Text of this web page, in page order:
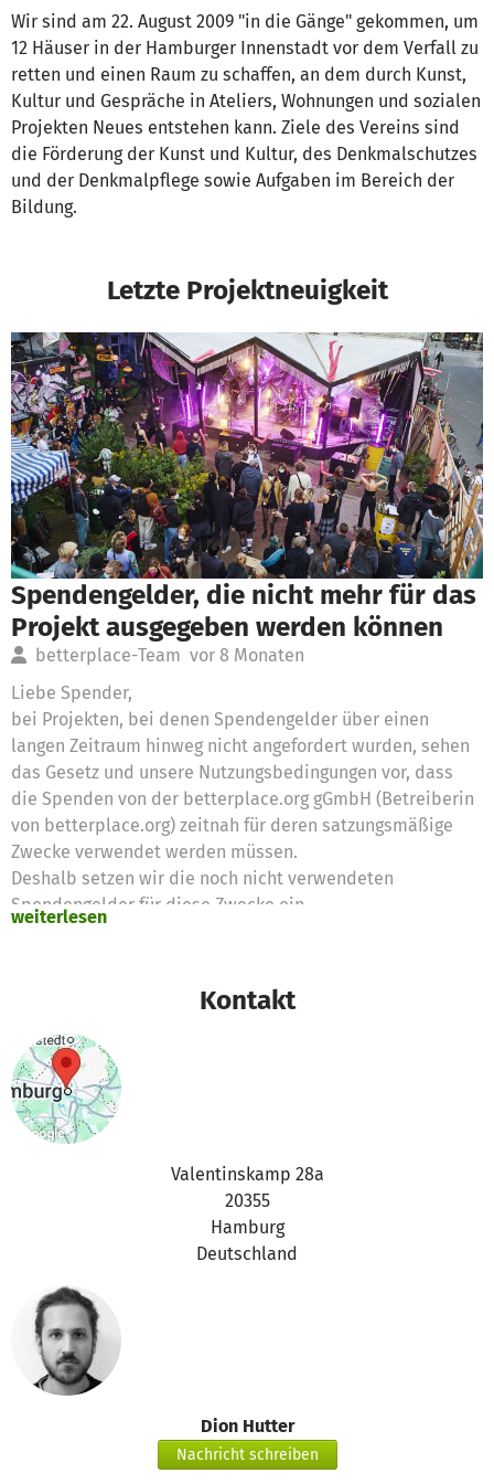
Wir sind am 22. August 2009 "in die Gänge" gekommen, um
12 Häuser in der Hamburger Innenstadt vor dem Verfall zu
retten und einen Raum zu schaffen, an dem durch Kunst,
Kultur und Gespräche in Ateliers, Wohnungen und sozialen
Projekten Neues entstehen kann. Ziele des Vereins sind
die Förderung der Kunst und Kultur, des Denkmalschutzes
und der Denkmalpflege sowie Aufgaben im Bereich der
Bildung.
Letzte Projektneuigkeit
Spendengelder, die nicht mehr für das
Projekt ausgegeben werden können
betterplace-Team vor 8 Monaten
Liebe Spender,
bei Projekten, bei denen Spendengelder über einen
langen Zeitraum hinweg nicht angefordert wurden, sehen
das Gesetz und unsere Nutzungsbedingungen vor, dass
die Spenden von der betterplace.org gGmbH (Betreiberin
von betterplace.org) zeitnah für deren satzungsmäßige
Zwecke verwendet werden müssen.
Deshalb setzen wir die noch nicht verwendeten
Spendengelder für diese Zwecke ein
weiterlesen
Kontakt
Valentinskamp 28a
20355
Hamburg
Deutschland
Dion Hutter
Nachricht schreiben